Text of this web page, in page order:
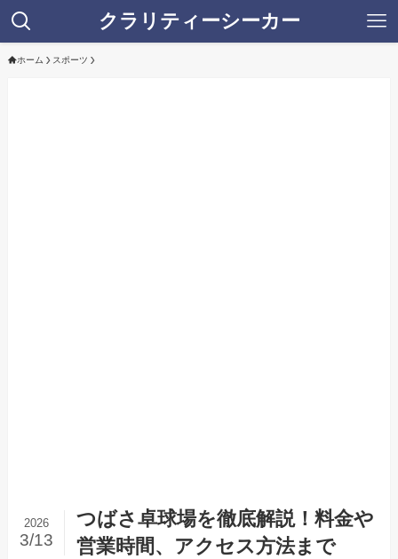
クラリティーシーカー
ホーム スポーツ
つばさ卓球場を徹底解説！料金や
営業時間、アクセス方法まで
2026
3/13